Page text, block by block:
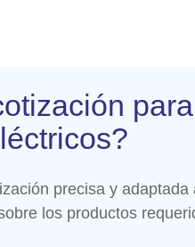
precisa y
los productos